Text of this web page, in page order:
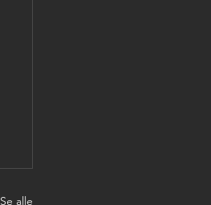
Se alle